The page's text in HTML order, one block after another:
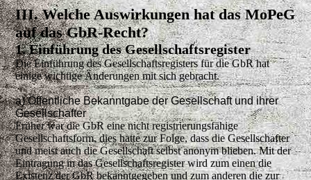
III. Welche Auswirkungen hat das MoPeG
auf das GbR-Recht?
1. Einführung des Gesellschaftsregister
Die Einführung des Gesellschaftsregisters für die GbR hat
einige wichtige Änderungen mit sich gebracht.
a) Öffentliche Bekanntgabe der Gesellschaft und ihrer
Gesellschafter
Früher war die GbR eine nicht registrierungsfähige
Gesellschaftsform, dies hatte zur Folge, dass die Gesellschafter
und meist auch die Gesellschaft selbst anonym blieben. Mit der
Eintragung in das Gesellschaftsregister wird zum einen die
Existenz der GbR bekanntgegeben und zum anderen die zur